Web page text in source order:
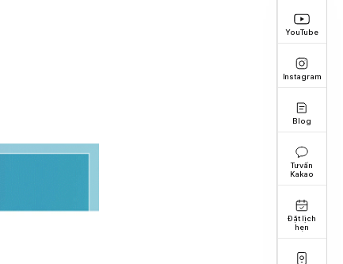
YouTube
Instagram
Blog
Tư vấn
Kakao
Đặt lịch
hẹn